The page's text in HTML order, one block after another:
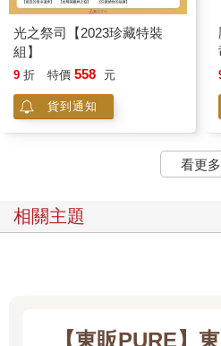
光之祭司【2023珍藏特裝
組】
9 折 特價 558 元
貨到通知
看更多
相關主題
【東販PURE】